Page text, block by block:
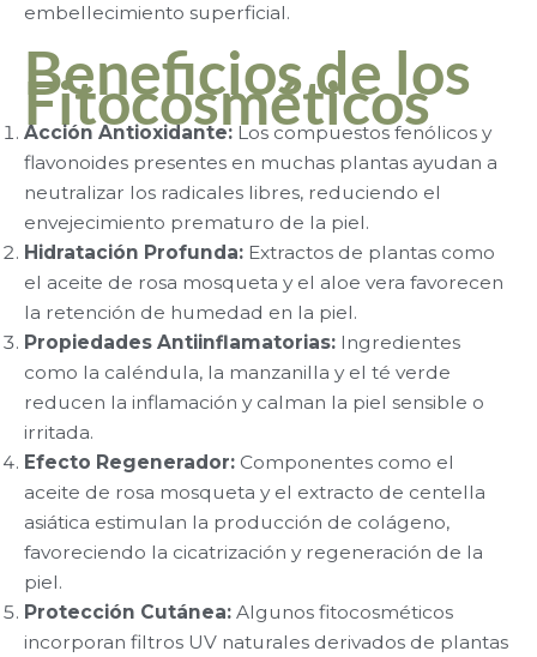
embellecimiento superficial.
Beneficios de los
Fitocosméticos
Acción Antioxidante: Los compuestos fenólicos y
flavonoides presentes en muchas plantas ayudan a
neutralizar los radicales libres, reduciendo el
envejecimiento prematuro de la piel.
Hidratación Profunda: Extractos de plantas como
el aceite de rosa mosqueta y el aloe vera favorecen
la retención de humedad en la piel.
Propiedades Antiinflamatorias: Ingredientes
como la caléndula, la manzanilla y el té verde
reducen la inflamación y calman la piel sensible o
irritada.
Efecto Regenerador: Componentes como el
aceite de rosa mosqueta y el extracto de centella
asiática estimulan la producción de colágeno,
favoreciendo la cicatrización y regeneración de la
piel.
Protección Cutánea: Algunos fitocosméticos
incorporan filtros UV naturales derivados de plantas